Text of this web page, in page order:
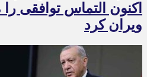
اکنون التماس توافقی
ویران کرد